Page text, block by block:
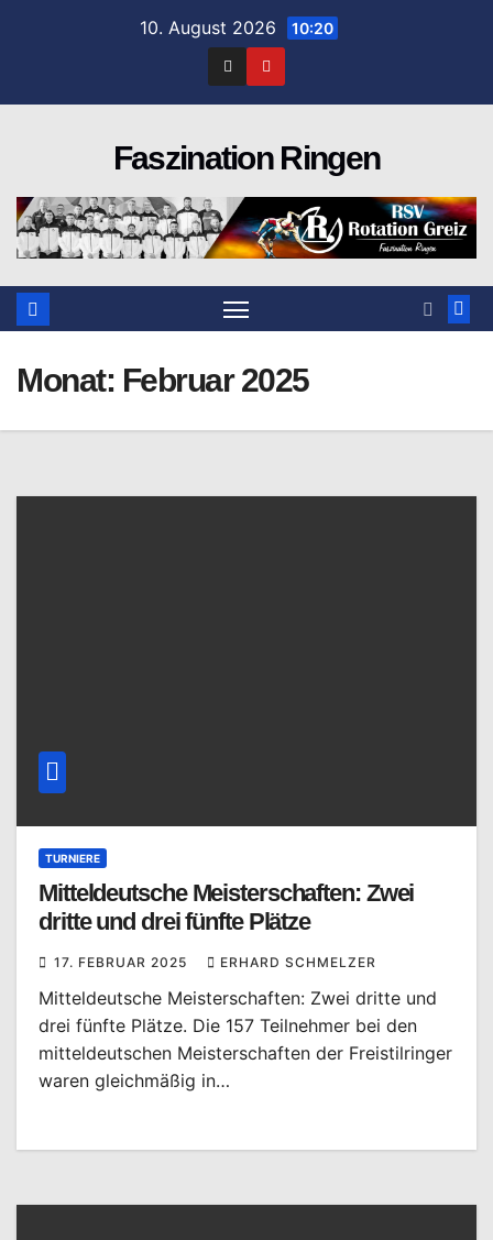
10. August 2026 10:20
Faszination Ringen
Monat: Februar 2025
TURNIERE
Mitteldeutsche Meisterschaften: Zwei
dritte und drei fünfte Plätze
17. FEBRUAR 2025 ERHARD SCHMELZER
Mitteldeutsche Meisterschaften: Zwei dritte und
drei fünfte Plätze. Die 157 Teilnehmer bei den
mitteldeutschen Meisterschaften der Freistilringer
waren gleichmäßig in…